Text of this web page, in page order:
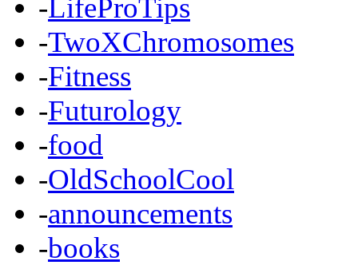
-LifeProTips
-TwoXChromosomes
-Fitness
-Futurology
-food
-OldSchoolCool
-announcements
-books